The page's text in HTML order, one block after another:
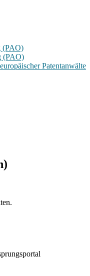
(PAO)
(PAO)
Patentanwälte